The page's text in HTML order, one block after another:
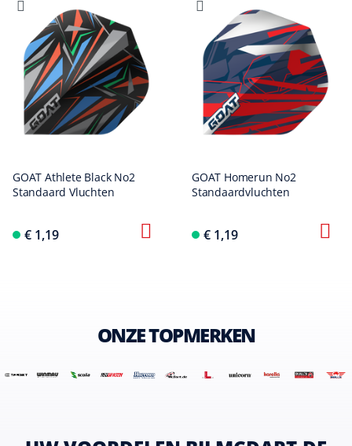
GOAT Athlete Black No2
Standaard Vluchten
€ 1,19
GOAT Homerun No2
Standaardvluchten
€ 1,19
ONZE TOPMERKEN